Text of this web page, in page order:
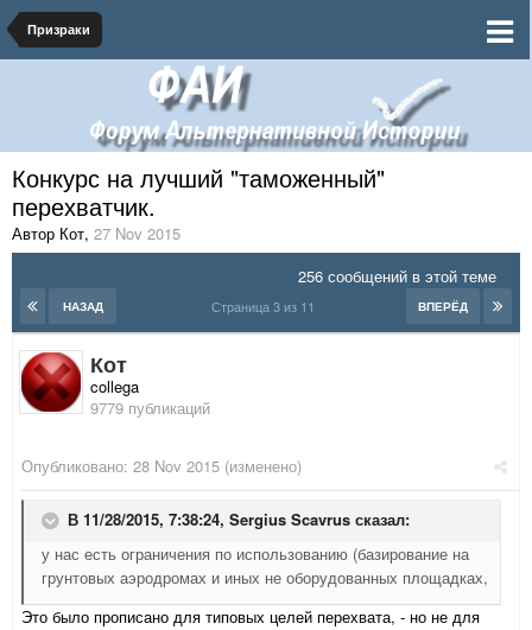
Призраки
Конкурс на лучший "таможенный"
перехватчик.
Автор Кот, 27 Nov 2015
256 сообщений в этой теме
НАЗАД ВПЕРЁД
Страница 3 из 11
Кот
collega
9779 публикаций
Опубликовано: 28 Nov 2015 (изменено)
В 11/28/2015, 7:38:24, Sergius Scavrus сказал:
у нас есть ограничения по использованию (базирование на
грунтовых аэродромах и иных не оборудованных площадках,
Это было прописано для типовых целей перехвата, - но не для